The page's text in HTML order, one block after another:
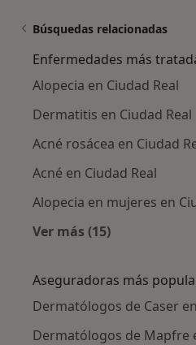
Búsquedas relacionadas
Enfermedades más
Alopecia en Ciudad Real
Dermatitis en Ciudad Real
Acné rosácea en Ciudad
Acné en Ciudad Real
Alopecia en mujeres en
Ver más (15)
Aseguradoras más
Dermatólogos de Caser
Dermatólogos de Mapfre